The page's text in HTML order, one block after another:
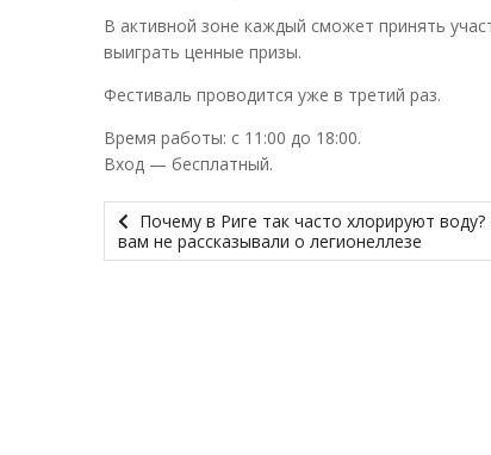
В активной зоне каждый сможет принять
выиграть ценные призы.
Фестиваль проводится уже в третий раз.
Время работы: с 11:00 до 18:00.
Вход — бесплатный.
Почему в Риге так часто хлорируют воду?
вам не рассказывали о легионеллезе